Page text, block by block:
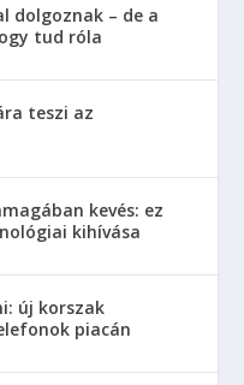
dolgoznak – de a
tud róla
teszi az
kevés: ez
kihívása
új korszak
piacán